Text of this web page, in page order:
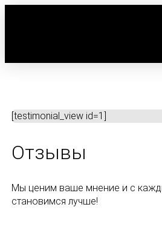
[testimonial_view id=1]
Отзывы
Мы ценим ваше мнение и с
становимся лучше!